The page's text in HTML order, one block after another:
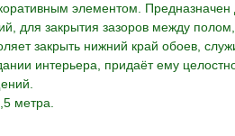
элементом. Предназначен
для закрытия зазоров между
закрыть нижний край обоев,
интерьера, придаёт ему
метра.